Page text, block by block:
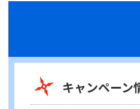
キャンペーン